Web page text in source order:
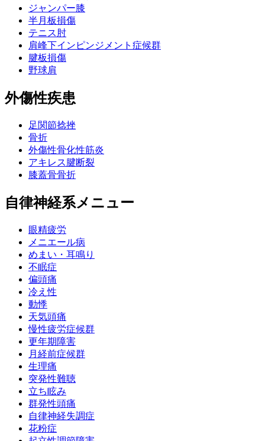
ジャンパー膝
半月板損傷
テニス肘
肩峰下インピンジメント症候群
腱板損傷
野球肩
外傷性疾患
足関節捻挫
骨折
外傷性骨化性筋炎
アキレス腱断裂
膝蓋骨骨折
自律神経系メニュー
眼精疲労
メニエール病
めまい・耳鳴り
不眠症
偏頭痛
冷え性
動悸
天気頭痛
慢性疲労症候群
更年期障害
月経前症候群
生理痛
突発性難聴
立ち眩み
群発性頭痛
自律神経失調症
花粉症